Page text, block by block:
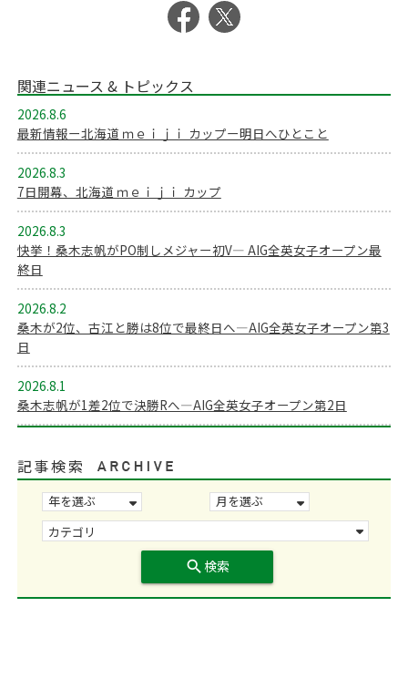
関連ニュース & トピックス
2026.8.6
最新情報ー北海道 ｍｅｉｊｉ カップー明日へひとこと
2026.8.3
7日開幕、北海道 ｍｅｉｊｉ カップ
2026.8.3
快挙！桑木志帆がPO制しメジャー初V― AIG全英女子オープン最
終日
2026.8.2
桑木が2位、古江と勝は8位で最終日へ―AIG全英女子オープン第3
日
2026.8.1
桑木志帆が1差2位で決勝Rへ―AIG全英女子オープン第2日
記事検索
search検索